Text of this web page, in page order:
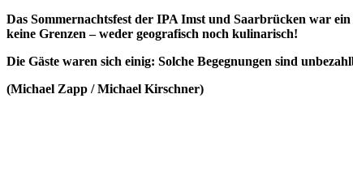
Das Sommernachtsfest der IPA Imst und Saarbrücken war
keine Grenzen – weder geografisch noch kulinarisch!
Die Gäste waren sich einig: Solche Begegnungen sind
(Michael Zapp / Michael Kirschner)